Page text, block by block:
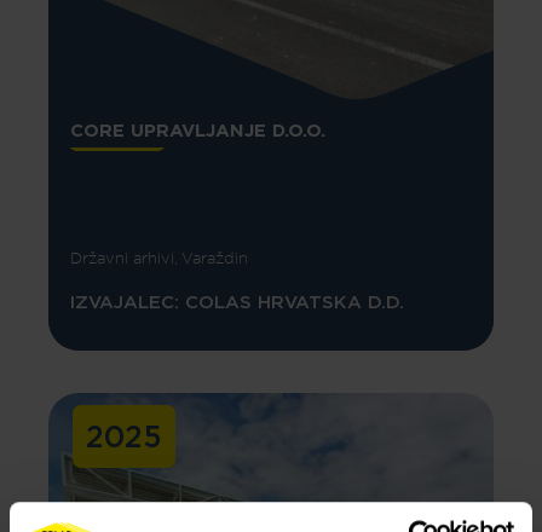
CORE UPRAVLJANJE D.O.O.
Državni arhivi, Varaždin
IZVAJALEC: COLAS HRVATSKA D.D.
2025